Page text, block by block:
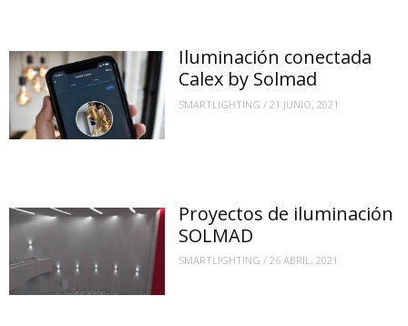
Iluminación conectada
Calex by Solmad
SMARTLIGHTING / 21 JUNIO, 2021
Proyectos de iluminación
SOLMAD
SMARTLIGHTING /26 ABRIL, 2021